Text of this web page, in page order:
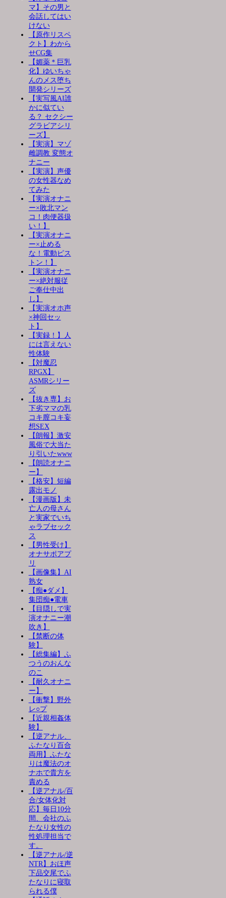
マ】その男と
会話してはい
けない
【原作リスペ
クト】わから
せCG集
【媚薬＊巨乳
化】ゆいちゃ
んのメス堕ち
開発シリーズ
【実写風AI誰
かに似てい
る？ セクシー
グラビアシリ
ーズ】
【実演】マゾ
雌調教 変態オ
ナニー
【実演】声優
の女性器なめ
てみた
【実演オナニ
ー×敗北マン
コ！肉便器扱
い！】
【実演オナニ
ー×止める
な！電動ピス
トン！】
【実演オナニ
ー×絶対服従
ご奉仕中出
し】
【実演オホ声
×神回セッ
ト】
【実録！】人
には言えない
性体験
【対魔忍
RPGX】
ASMRシリー
ズ
【抜き専】お
下劣ママの乳
コキ膣コキ妄
想SEX
【朗報】激安
風俗で大当た
り引いたwww
【朗読オナニ
ー】
【格安】短編
露出モノ
【漫画版】未
亡人の母さん
と実家でいち
ゃラブセック
ス
【男性受け】
オナサポアプ
リ
【画像集】AI
熟女
【痴●ダメ】
集団痴●電車
【目隠しで実
演オナニー潮
吹き】
【禁断の体
験】
【総集編】ふ
つうのおんな
のこ
【耐久オナニ
ー】
【衝撃】野外
レ○プ
【近親相姦体
験】
【逆アナル、
ふたなり百合
両用】ふたな
りは魔法のオ
ナホで貴方を
責める
【逆アナル/百
合/女体化対
応】毎日10分
間、会社のふ
たなり女性の
性処理担当で
す。
【逆アナル/逆
NTR】おほ声
下品交尾でふ
たなりに寝取
られる僕